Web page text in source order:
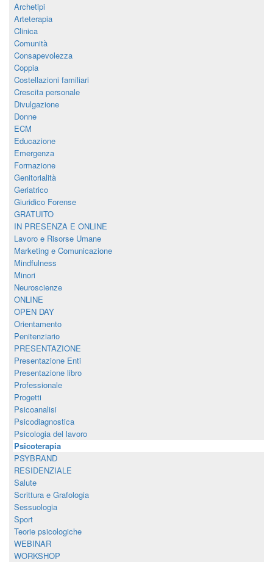
Archetipi
Arteterapia
Clinica
Comunità
Consapevolezza
Coppia
Costellazioni familiari
Crescita personale
Divulgazione
Donne
ECM
Educazione
Emergenza
Formazione
Genitorialità
Geriatrico
Giuridico Forense
GRATUITO
IN PRESENZA E ONLINE
Lavoro e Risorse Umane
Marketing e Comunicazione
Mindfulness
Minori
Neuroscienze
ONLINE
OPEN DAY
Orientamento
Penitenziario
PRESENTAZIONE
Presentazione Enti
Presentazione libro
Professionale
Progetti
Psicoanalisi
Psicodiagnostica
Psicologia del lavoro
Psicoterapia
PSYBRAND
RESIDENZIALE
Salute
Scrittura e Grafologia
Sessuologia
Sport
Teorie psicologiche
WEBINAR
WORKSHOP